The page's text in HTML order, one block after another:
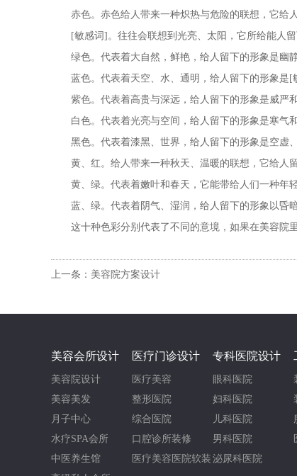
赤色。赤色给人带来一种炽热与危险的联想，它给人
[敏感词]。往往会联想到光亮、太阳，它所给能人留
绿色。代表着大自然，鲜艳，给人留下的形象是幽静
蓝色。代表着天空、水、通明，给人留下的形象是[
紫色。代表着高贵与深远，给人留下的形象是威严和
白色。代表着光亮与空间，给人留下的形象是寒气和
黑色。代表着漆黑、世界，给人留下的形象是空虚、
黄、红。给人带来一种秋天、温暖的联想，它给人留
黄、绿。代表着嫩叶和春天，它能带给人们一种年轻
蓝、绿。代表着阴气、湿润，给人留下的形象以昏暗
这十种色彩分别代表了不同的意境，如果在美容院里
上一条：美容院方案设计
美容会所设计
美容院设计
美容美发
月子中心
水疗SPA会所
中医养生馆
医疗门诊设计
医疗美容
整形医院
综合医院
口腔诊所装修
医疗美容医院软装
专科医院设计
眼科医院
妇科医院
儿科医院
男科医院
泌尿科医院